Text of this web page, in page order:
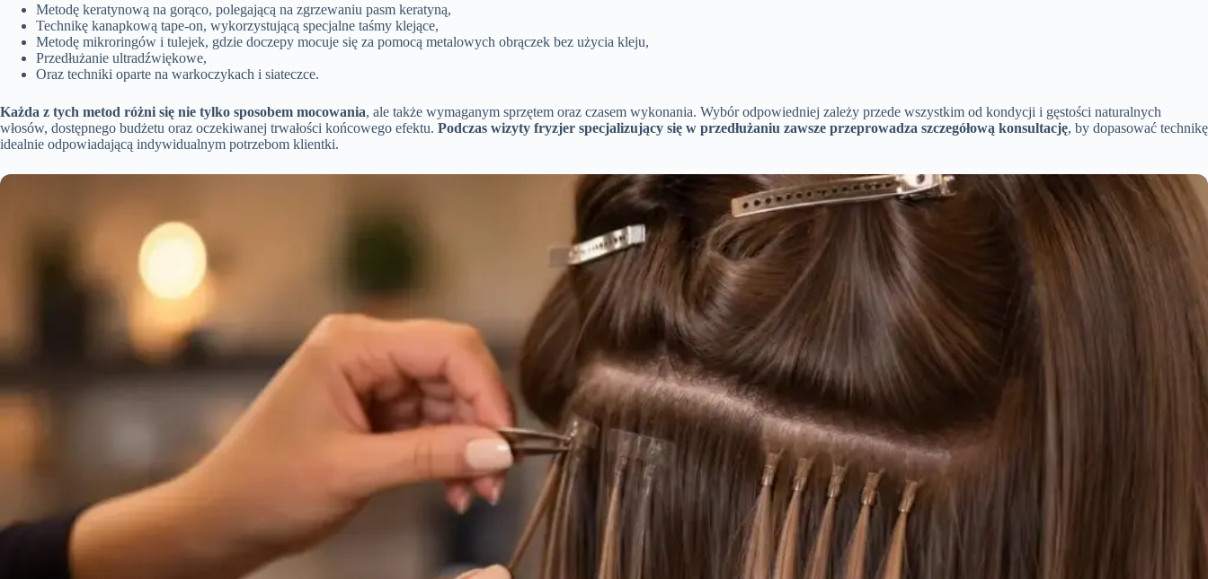
Metodę keratynową na gorąco, polegającą na zgrzewaniu pasm keratyną,
Technikę kanapkową tape-on, wykorzystującą specjalne taśmy klejące,
Metodę mikroringów i tulejek, gdzie doczepy mocuje się za pomocą metalowych obrączek bez użycia kleju,
Przedłużanie ultradźwiękowe,
Oraz techniki oparte na warkoczykach i siateczce.
Każda z tych metod różni się nie tylko sposobem mocowania, ale także wymaganym sprzętem oraz czasem wykonania. Wybór odpowiedniej zależy przede wszystkim od kondycji i gęstości naturalnych
włosów, dostępnego budżetu oraz oczekiwanej trwałości końcowego efektu. Podczas wizyty fryzjer specjalizujący się w przedłużaniu zawsze przeprowadza szczegółową konsultację, by dopasować technikę
idealnie odpowiadającą indywidualnym potrzebom klientki.